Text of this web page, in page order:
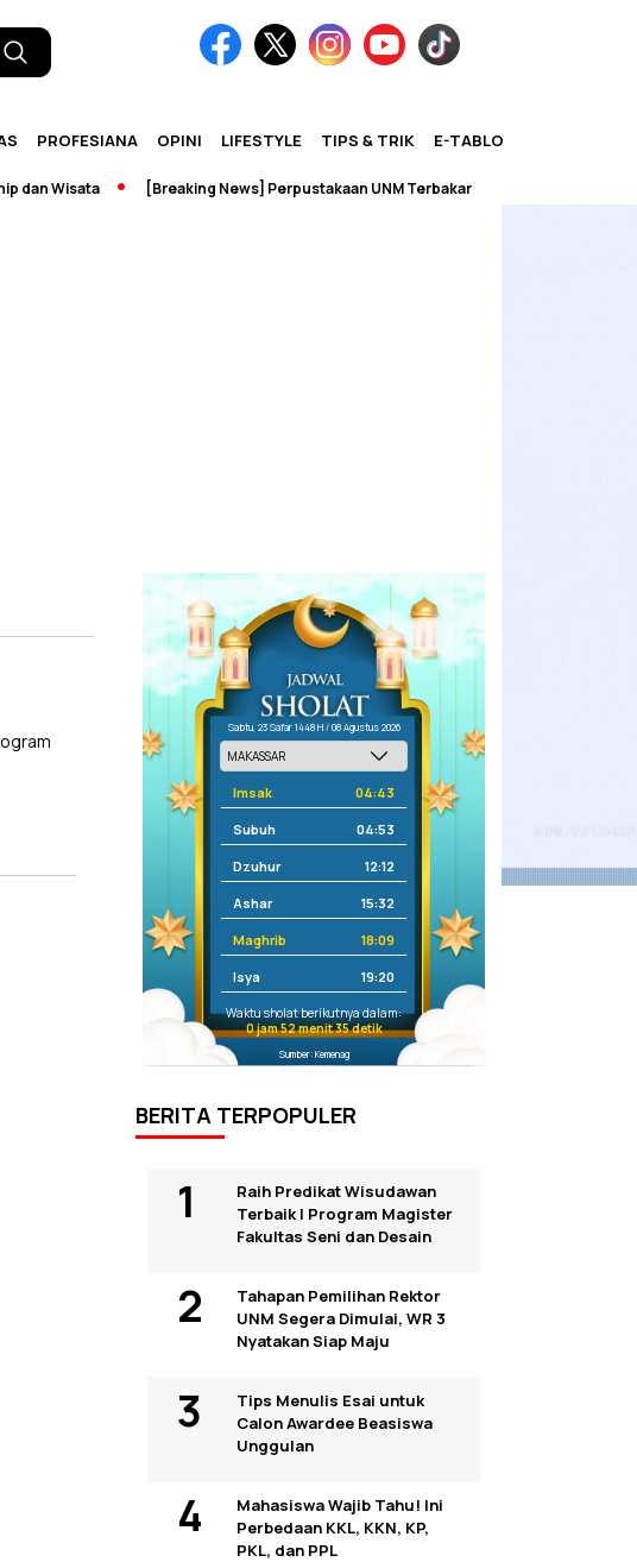
PROFESIANA OPINI LIFESTYLE TIPS & TRIK E-TABLOID
Wisata [Breaking News] Perpustakaan UNM Terbakar
Sabtu, 23 Safar 1448 H / 08 Agustus 2026
Imsak 04:43
Subuh 04:53
Dzuhur 12:12
Ashar 15:32
Maghrib 18:09
Isya 19:20
Waktu sholat berikutnya dalam:
0 jam 52 menit 35 detik
Sumber: Kemenag
BERITA TERPOPULER
Raih Predikat Wisudawan
Terbaik I Program Magister
Fakultas Seni dan Desain
Tahapan Pemilihan Rektor
UNM Segera Dimulai, WR 3
Nyatakan Siap Maju
Tips Menulis Esai untuk
Calon Awardee Beasiswa
Unggulan
Mahasiswa Wajib Tahu! Ini
Perbedaan KKL, KKN, KP,
PKL, dan PPL